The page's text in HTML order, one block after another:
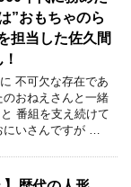
”おもちゃのら
担当した佐久間
不可欠な存在であ
おねえさんと一緒
番組を支え続けて
いさんですが …